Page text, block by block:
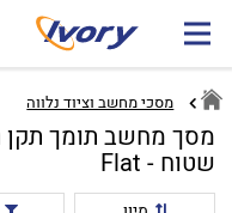
מסכי מחשב וציוד נלווה
שטוח - Flat